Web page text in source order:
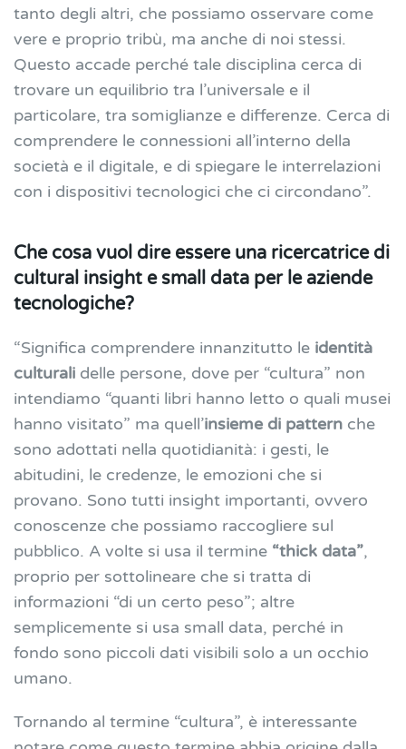
tanto degli altri, che possiamo osservare come
vere e proprio tribù, ma anche di noi stessi.
Questo accade perché tale disciplina cerca di
trovare un equilibrio tra l’universale e il
particolare, tra somiglianze e differenze. Cerca di
comprendere le connessioni all’interno della
società e il digitale, e di spiegare le interrelazioni
con i dispositivi tecnologici che ci circondano”.
Che cosa vuol dire essere una ricercatrice di
cultural insight e small data per le aziende
tecnologiche?
“Significa comprendere innanzitutto le identità
culturali delle persone, dove per “cultura” non
intendiamo “quanti libri hanno letto o quali musei
hanno visitato” ma quell’insieme di pattern che
sono adottati nella quotidianità: i gesti, le
abitudini, le credenze, le emozioni che si
provano. Sono tutti insight importanti, ovvero
conoscenze che possiamo raccogliere sul
pubblico. A volte si usa il termine “thick data”,
proprio per sottolineare che si tratta di
informazioni “di un certo peso”; altre
semplicemente si usa small data, perché in
fondo sono piccoli dati visibili solo a un occhio
umano.
Tornando al termine “cultura”, è interessante